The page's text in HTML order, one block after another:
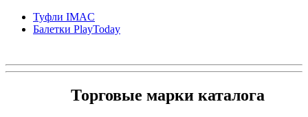
Туфли IMAC
Балетки PlayToday
Торговые марки каталога